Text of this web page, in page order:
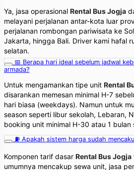
Ya, jasa operasional Rental Bus Jogja
melayani perjalanan antar-kota luar
perjalanan rombongan pariwisata ke
Jakarta, hingga Bali. Driver kami hafal
selatan.
📅 Berapa hari ideal sebelum jadwal
armada?
Untuk mengamankan tipe unit Rental
disarankan memesan minimal H-7
hari biasa (weekdays). Namun untuk
season seperti libur sekolah, Lebaran,
booking unit minimal H-30 atau 1 bulan
⛽ Apakah sistem harga sudah
Komponen tarif dasar Rental Bus Jogja
umumnya mencakup sewa unit, jasa